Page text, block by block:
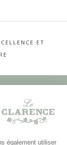
également utiliser
ET
&
TOP